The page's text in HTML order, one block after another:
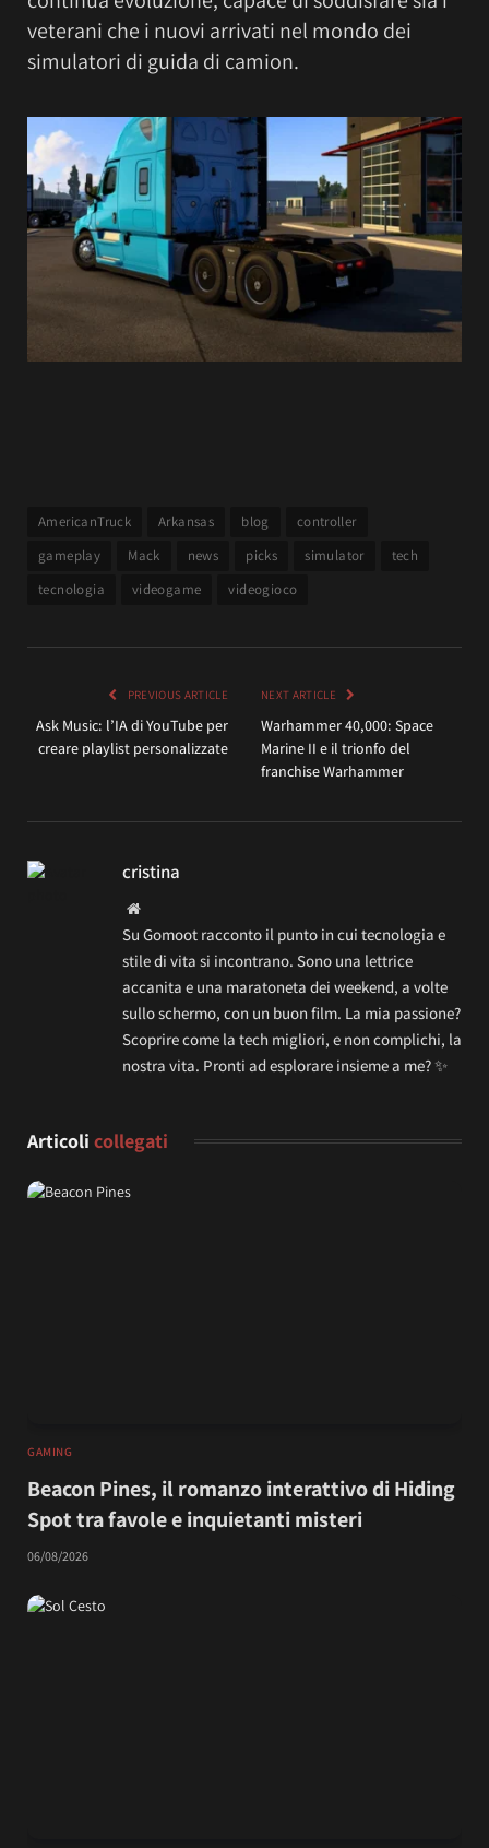
veterani che i nuovi arrivati nel mondo dei
simulatori di guida di camion.
AmericanTruck Arkansas blog
controller
gameplay
Mack news picks simulator
tech
tecnologia
videogame videogioco
PREVIOUS ARTICLE
Ask Music: l’IA di YouTube per
creare playlist personalizzate
NEXT ARTICLE
Warhammer 40,000: Space
Marine II e il trionfo del
franchise Warhammer
cristina
Website
Su Gomoot racconto il punto in cui tecnologia e
stile di vita si incontrano. Sono una lettrice
accanita e una maratoneta dei weekend, a volte
sullo schermo, con un buon film. La mia passione?
Scoprire come la tech migliori, e non complichi, la
nostra vita. Pronti ad esplorare insieme a me? ✨
Articoli collegati
GAMING
Beacon Pines, il romanzo interattivo di Hiding
Spot tra favole e inquietanti misteri
06/08/2026